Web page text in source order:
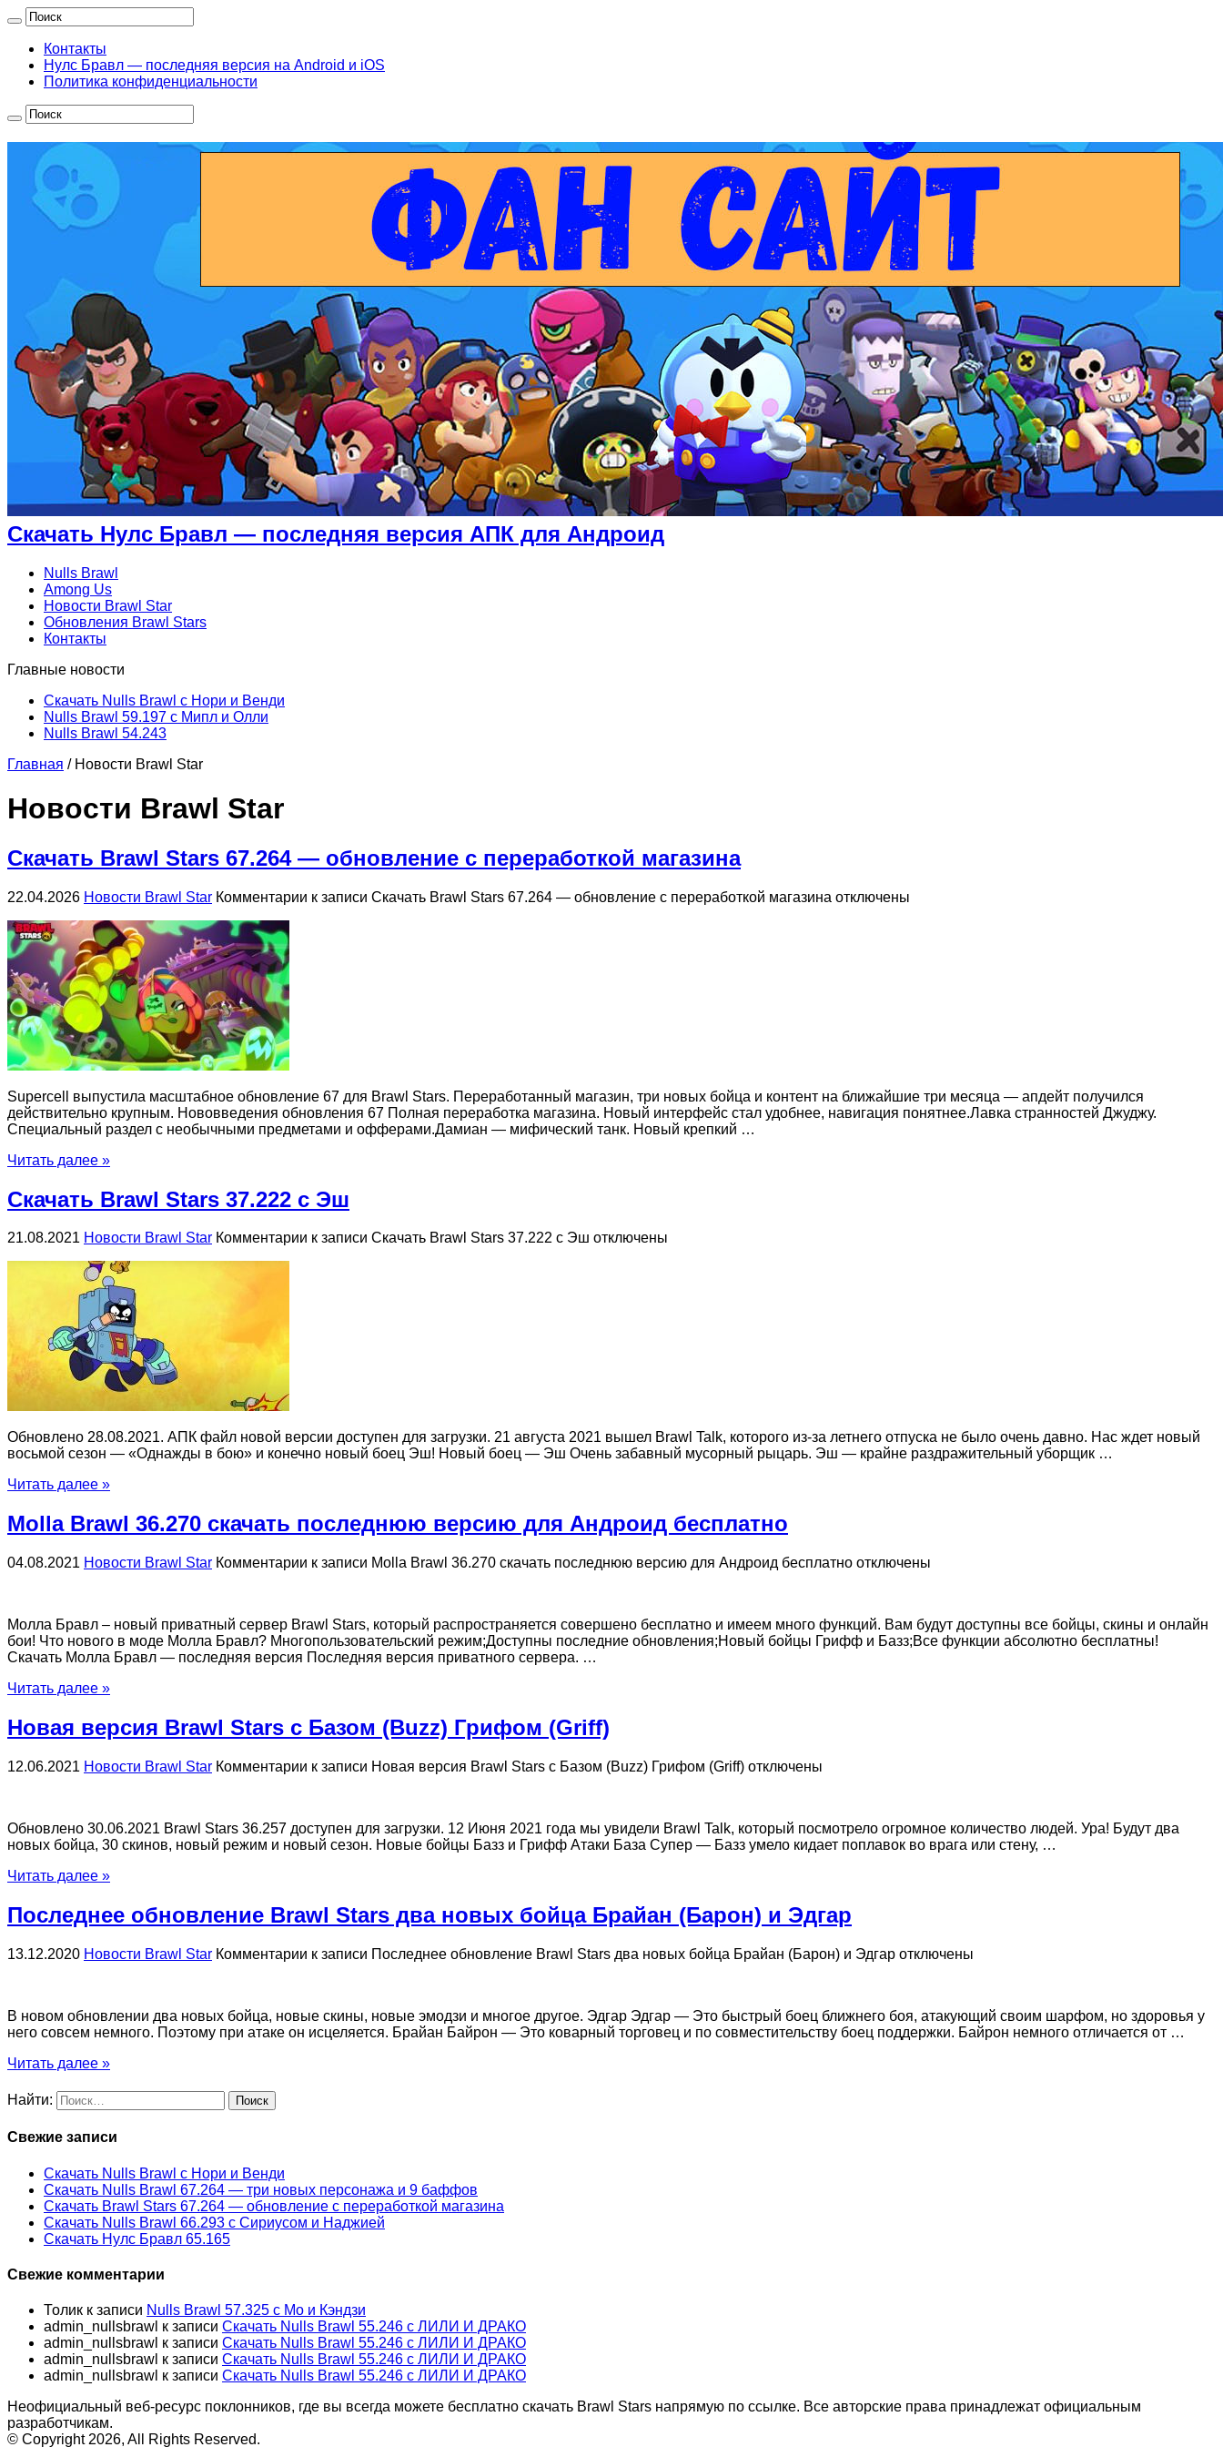
Контакты
Нулс Бравл — последняя версия на Android и iOS
Политика конфиденциальности
Скачать Нулс Бравл — последняя версия АПК для Андроид
Nulls Brawl
Among Us
Новости Brawl Star
Обновления Brawl Stars
Контакты
Главные новости
Скачать Nulls Brawl с Нори и Венди
Nulls Brawl 59.197 с Мипл и Олли
Nulls Brawl 54.243
Главная / Новости Brawl Star
Новости Brawl Star
Скачать Brawl Stars 67.264 — обновление с переработкой магазина
22.04.2026 Новости Brawl Star Комментарии к записи Скачать Brawl Stars 67.264 — обновление с переработкой магазина отключены
Supercell выпустила масштабное обновление 67 для Brawl Stars. Переработанный магазин, три новых бойца и контент на ближайшие три месяца — апдейт получился
действительно крупным. Нововведения обновления 67 Полная переработка магазина. Новый интерфейс стал удобнее, навигация понятнее.Лавка странностей Джуджу.
Специальный раздел с необычными предметами и офферами.Дамиан — мифический танк. Новый крепкий …
Читать далее »
Скачать Brawl Stars 37.222 с Эш
21.08.2021 Новости Brawl Star Комментарии к записи Скачать Brawl Stars 37.222 с Эш отключены
Обновлено 28.08.2021. АПК файл новой версии доступен для загрузки. 21 августа 2021 вышел Brawl Talk, которого из-за летнего отпуска не было очень давно. Нас ждет новый
восьмой сезон — «Однажды в бою» и конечно новый боец Эш! Новый боец — Эш Очень забавный мусорный рыцарь. Эш — крайне раздражительный уборщик …
Читать далее »
Molla Brawl 36.270 скачать последнюю версию для Андроид бесплатно
04.08.2021 Новости Brawl Star Комментарии к записи Molla Brawl 36.270 скачать последнюю версию для Андроид бесплатно отключены
Молла Бравл – новый приватный сервер Brawl Stars, который распространяется совершено бесплатно и имеем много функций. Вам будут доступны все бойцы, скины и онлайн
бои! Что нового в моде Молла Бравл? Многопользовательский режим;Доступны последние обновления;Новый бойцы Грифф и Базз;Все функции абсолютно бесплатны!
Скачать Молла Бравл — последняя версия Последняя версия приватного сервера. …
Читать далее »
Новая версия Brawl Stars с Базом (Buzz) Грифом (Griff)
12.06.2021 Новости Brawl Star Комментарии к записи Новая версия Brawl Stars с Базом (Buzz) Грифом (Griff) отключены
Обновлено 30.06.2021 Brawl Stars 36.257 доступен для загрузки. 12 Июня 2021 года мы увидели Brawl Talk, который посмотрело огромное количество людей. Ура! Будут два
новых бойца, 30 скинов, новый режим и новый сезон. Новые бойцы Базз и Грифф Атаки База Супер — Базз умело кидает поплавок во врага или стену, …
Читать далее »
Последнее обновление Brawl Stars два новых бойца Брайан (Барон) и Эдгар
13.12.2020 Новости Brawl Star Комментарии к записи Последнее обновление Brawl Stars два новых бойца Брайан (Барон) и Эдгар отключены
В новом обновлении два новых бойца, новые скины, новые эмодзи и многое другое. Эдгар Эдгар — Это быстрый боец ближнего боя, атакующий своим шарфом, но здоровья у
него совсем немного. Поэтому при атаке он исцеляется. Брайан Байрон — Это коварный торговец и по совместительству боец поддержки. Байрон немного отличается от …
Читать далее »
Найти:
Свежие записи
Скачать Nulls Brawl с Нори и Венди
Скачать Nulls Brawl 67.264 — три новых персонажа и 9 баффов
Скачать Brawl Stars 67.264 — обновление с переработкой магазина
Скачать Nulls Brawl 66.293 с Сириусом и Наджией
Скачать Нулс Бравл 65.165
Свежие комментарии
Толик к записи Nulls Brawl 57.325 с Мо и Кэндзи
admin_nullsbrawl к записи Скачать Nulls Brawl 55.246 с ЛИЛИ И ДРАКО
admin_nullsbrawl к записи Скачать Nulls Brawl 55.246 с ЛИЛИ И ДРАКО
admin_nullsbrawl к записи Скачать Nulls Brawl 55.246 с ЛИЛИ И ДРАКО
admin_nullsbrawl к записи Скачать Nulls Brawl 55.246 с ЛИЛИ И ДРАКО
Неофициальный веб-ресурс поклонников, где вы всегда можете бесплатно скачать Brawl Stars напрямую по ссылке. Все авторские права принадлежат официальным
разработчикам.
© Copyright 2026, All Rights Reserved.